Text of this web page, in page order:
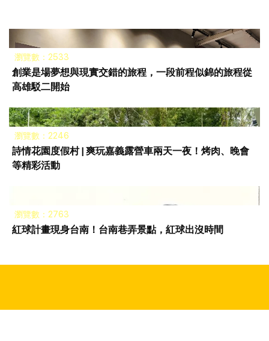
瀏覽數：2533
創業是場夢想與現實交錯的旅程，一段前程似錦的旅程從
高雄駁二開始
瀏覽數：2246
詩情花園度假村 | 爽玩嘉義露營車兩天一夜！烤肉、晚會
等精彩活動
瀏覽數：2763
紅球計畫現身台南！台南巷弄景點，紅球出沒時間